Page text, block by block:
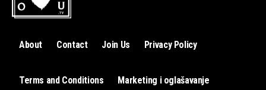
About Contact Join Us Privacy Policy
Terms and Conditions Marketing i oglašavanje